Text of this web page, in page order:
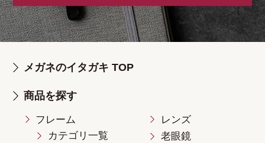
メガネのイタガキ TOP
商品を探す
フレーム
カテゴリ一覧
レンズ
老眼鏡